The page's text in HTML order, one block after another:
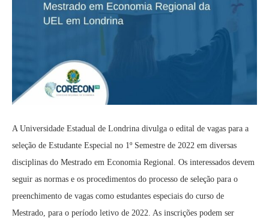
A Universidade Estadual de Londrina divulga o edital de vagas para a
seleção de Estudante Especial no 1º Semestre de 2022 em diversas
disciplinas do Mestrado em Economia Regional. Os interessados devem
seguir as normas e os procedimentos do processo de seleção para o
preenchimento de vagas como estudantes especiais do curso de
Mestrado, para o período letivo de 2022. As inscrições podem ser